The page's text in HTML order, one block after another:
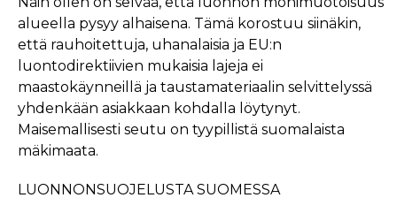
alueella pysyy alhaisena. Tämä korostuu siinäkin,
että rauhoitettuja, uhanalaisia ja EU:n
luontodirektiivien mukaisia lajeja ei
maastokäynneillä ja taustamateriaalin selvittelyssä
yhdenkään asiakkaan kohdalla löytynyt.
Maisemallisesti seutu on tyypillistä suomalaista
mäkimaata.
LUONNONSUOJELUSTA SUOMESSA